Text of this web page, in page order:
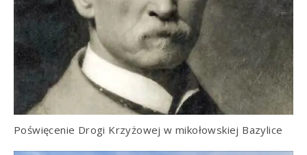
Poświęcenie Drogi Krzyżowej w mikołowskiej Bazylice